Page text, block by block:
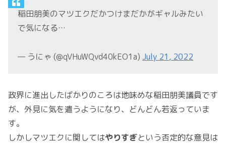
稲田朋美のマツエクだかつけまだかがギャルみたい
で気になる…
— うにゃ (@qVHuWQvd40kEO1a)July 21, 2022
政界に進出したばかりのころは地味めな稲田朋美議員です
が、外見に気を遣うようになり、どんどん若返っていま
す。
しかしマツエクに関してはやりすぎという否定的な意見は